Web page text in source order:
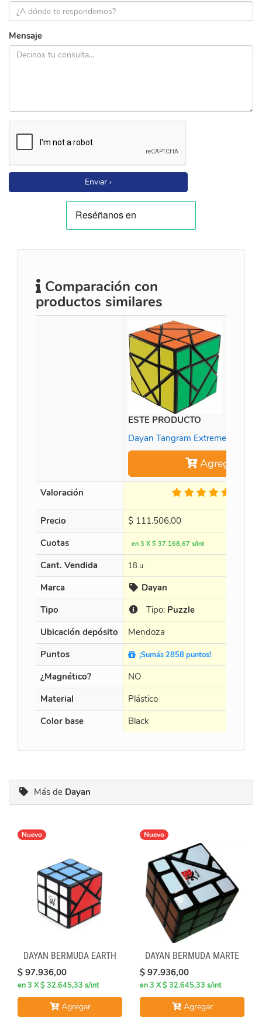
Mensaje
Enviar ›
Comparación con
productos similares
ESTE PRODUCTO
Dayan Tangram Extreme Cube
Agregar
Valoración
Precio $ 111.506,00
Cuotas
en 3 X $ 37.168,67 s/int
Cant. Vendida 18 u.
Marca
Dayan
Tipo
Tipo: Puzzle
Ubicación depósito
Mendoza
Puntos
¡Sumás 2858 puntos!
¿Magnético?
NO
Material
Plástico
Color base
Black
Más de Dayan
Nuevo
DAYAN BERMUDA EARTH
$ 97.936,00
en 3 X $ 32.645,33 s/int
Agregar
Nuevo
DAYAN BERMUDA MARTE
$ 97.936,00
en 3 X $ 32.645,33 s/int
Agregar